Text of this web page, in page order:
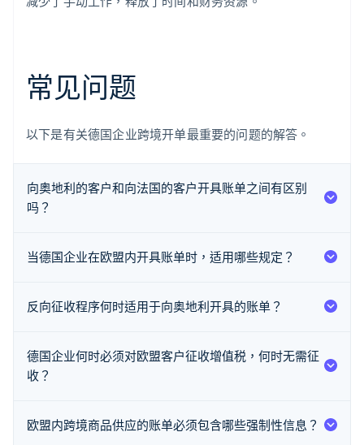
常见问题
以下是有关德国企业跨境开单最重要的问题的解答。
向奥地利的客户和向法国的客户开具账单之间有区别
吗？
当德国企业在欧盟内开具账单时，适用哪些规定？
反向征收程序何时适用于向奥地利开具的账单？
德国企业何时必须对欧盟客户征收增值税，何时无需征
收？
欧盟内跨境商品供应的账单必须包含哪些强制性信息？
阿联酋
English
DeutschEnglish